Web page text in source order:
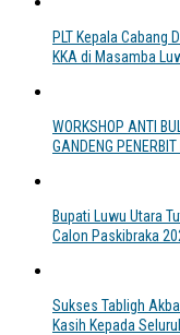
PLT Kepala Cabang
KKA di Masamba
WORKSHOP ANTI
GANDENG
Bupati Luwu Utara
Calon Paskibraka
Sukses Tabligh
Kasih Kepada